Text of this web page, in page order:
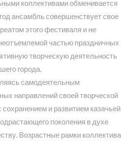
коллективами обменивается
ансамбль совершенствует свое
этого фестиваля и не
частью праздничных
творческую деятельность
города.
самодеятельным
направлений своей творческой
и развитием казачьей
поколения в духе
Возрастные рамки коллектива